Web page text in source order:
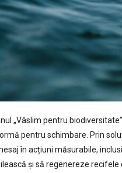
„Vâslim pentru
pentru schimbare. Prin
în acțiuni măsurabile,
și să regenereze